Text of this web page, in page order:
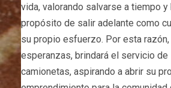
vida, valorando salvarse a tiempo
propósito de salir adelante como
su propio esfuerzo. Por esta
esperanzas, brindará el servicio
camionetas, aspirando a abrir su